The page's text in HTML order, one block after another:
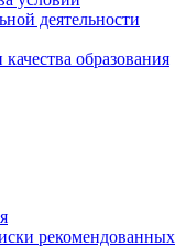
деятельности
образования
рекомендованных